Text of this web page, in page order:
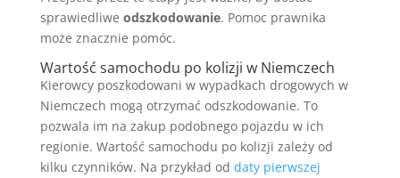
sprawiedliwe odszkodowanie. Pomoc prawnika
może znacznie pomóc.
Wartość samochodu po kolizji w Niemczech
Kierowcy poszkodowani w wypadkach drogowych w
Niemczech mogą otrzymać odszkodowanie. To
pozwala im na zakup podobnego pojazdu w ich
regionie. Wartość samochodu po kolizji zależy od
kilku czynników. Na przykład od daty pierwszej